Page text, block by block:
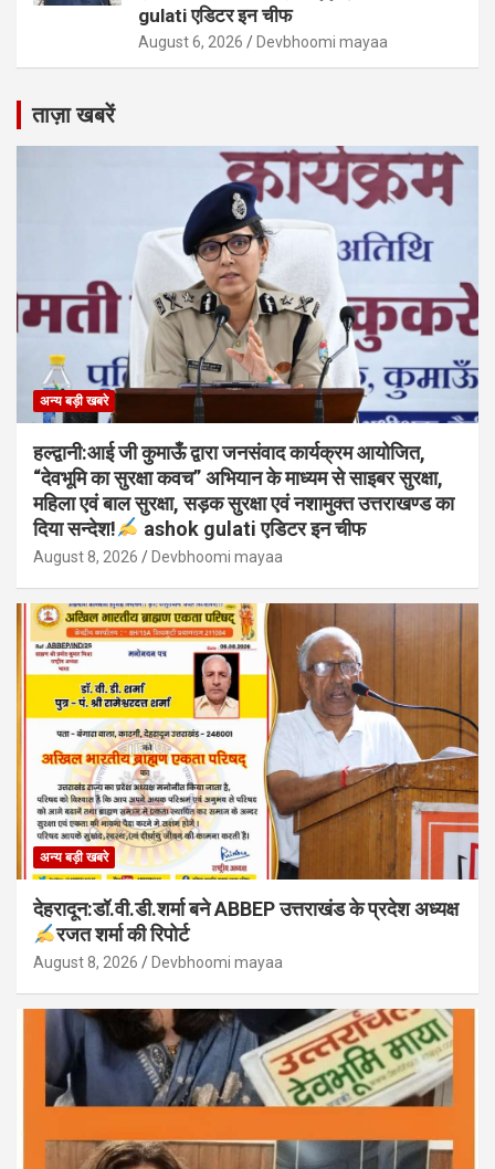
gulati एडिटर इन चीफ
August 6, 2026 Devbhoomi mayaa
ताज़ा खबरें
अन्य बड़ी खबरे
हल्द्वानी:आई जी कुमाऊँ द्वारा जनसंवाद कार्यक्रम आयोजित,
“देवभूमि का सुरक्षा कवच” अभियान के माध्यम से साइबर सुरक्षा,
महिला एवं बाल सुरक्षा, सड़क सुरक्षा एवं नशामुक्त उत्तराखण्ड का
दिया सन्देश!
ashok gulati एडिटर इन चीफ
August 8, 2026 Devbhoomi mayaa
अन्य बड़ी खबरे
देहरादून:डॉ.वी.डी.शर्मा बने ABBEP उत्तराखंड के प्रदेश अध्यक्ष
रजत शर्मा की रिपोर्ट
August 8, 2026 Devbhoomi mayaa